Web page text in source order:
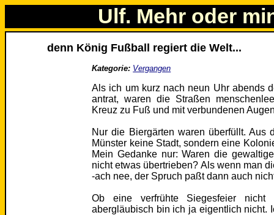
Ulf. Mehr oder
denn König Fußball regiert die Welt...
Kategorie: Vergangen
Als ich um kurz nach neun Uhr abends
antrat, waren die Straßen
Kreuz zu Fuß und mit verbundenen
Nur die Biergärten waren überfüllt. Aus
Münster keine Stadt, sondern eine
Mein Gedanke nur: Waren die
nicht etwas übertrieben? Als wenn man
-ach nee, der Spruch paßt dann auch
Ob eine verfrühte Siegesfeier
abergläubisch bin ich ja eigentlich